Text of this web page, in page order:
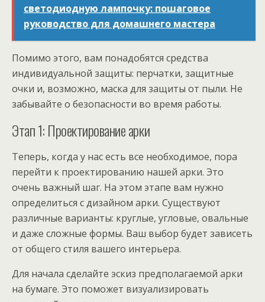
светодиодную лампочку: пошаговое
руководство для домашнего мастера
Помимо этого, вам понадобятся средства
индивидуальной защиты: перчатки, защитные
очки и, возможно, маска для защиты от пыли. Не
забывайте о безопасности во время работы.
Этап 1: Проектирование арки
Теперь, когда у нас есть все необходимое, пора
перейти к проектированию нашей арки. Это
очень важный шаг. На этом этапе вам нужно
определиться с дизайном арки. Существуют
различные варианты: круглые, угловые, овальные
и даже сложные формы. Ваш выбор будет зависеть
от общего стиля вашего интерьера.
Для начала сделайте эскиз предполагаемой арки
на бумаге. Это поможет визуализировать